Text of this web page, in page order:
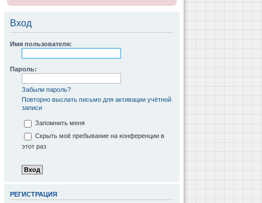
Вход
Имя пользователя:
Пароль:
Забыли пароль?
Повторно выслать письмо для активации учётной
записи
Запомнить меня
Скрыть моё пребывание на конференции в
этот раз
РЕГИСТРАЦИЯ